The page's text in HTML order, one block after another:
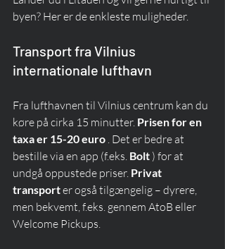
byen? Her er de enkleste muligheder.
Transport fra Vilnius
internationale lufthavn
Fra lufthavnen til Vilnius centrum kan du
køre på cirka 15 minutter. Prisen for en
taxa er 15-20 euro . Det er bedre at
bestille via en app (f.eks. Bolt ) for at
undgå oppustede priser. Privat
transport er også tilgængelig – dyrere,
men bekvemt, f.eks. gennem AtoB eller
Welcome Pickups.